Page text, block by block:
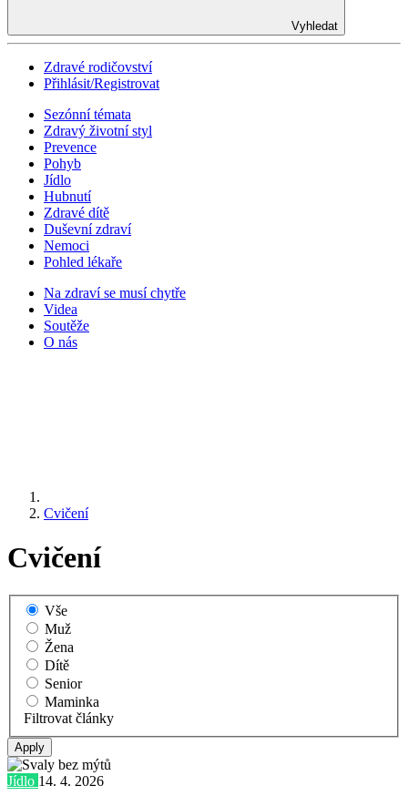
Vyhledat
Zdravé rodičovství
Přihlásit/Registrovat
Sezónní témata
Zdravý životní styl
Prevence
Pohyb
Jídlo
Hubnutí
Zdravé dítě
Duševní zdraví
Nemoci
Pohled lékaře
Na zdraví se musí chytře
Videa
Soutěže
O nás
Cvičení
Cvičení
Vše
Muž
Žena
Dítě
Senior
Maminka
Filtrovat články
Jídlo 14. 4. 2026